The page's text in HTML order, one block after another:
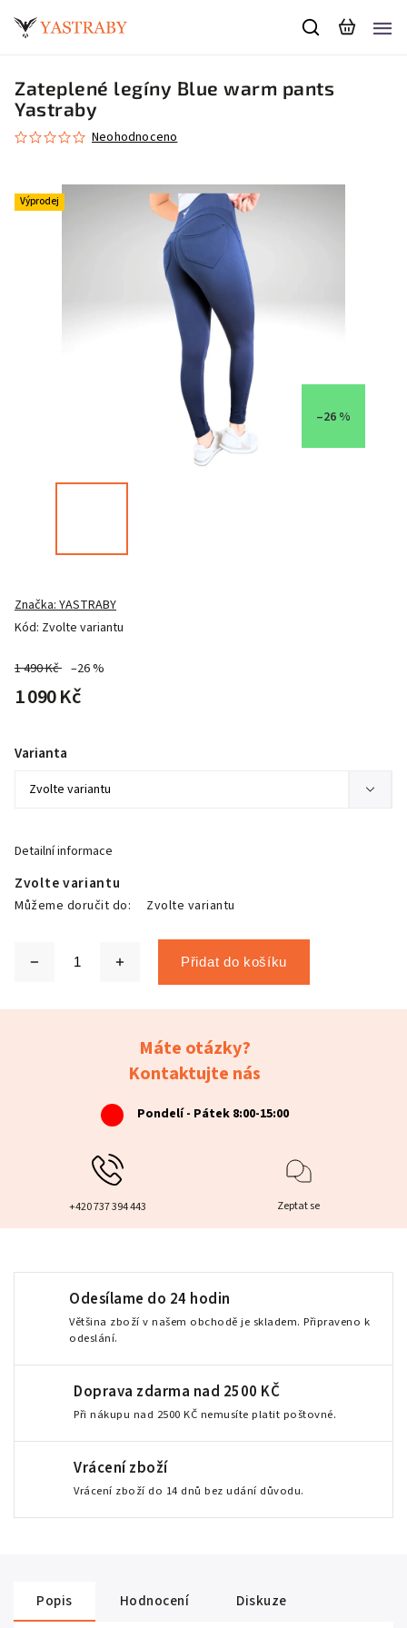
Zateplené legíny Blue warm pants
Yastraby
Neohodnoceno
Výprodej
–26 %
Kód: Zvolte variantu
Značka:YASTRABY
1 490 Kč –26 %
1 090 Kč
Zvolte variantu
Můžeme doručit do: Zvolte variantu
Varianta
Přidat do košíku
Detailní informace
Máte otázky?
Kontaktujte nás
Pondelí - Pátek 8:00-15:00
+420 737 394 443 Zeptat se
Odesílame do 24 hodin
Většina zboží v našem obchodě je skladem. Připraveno k
odeslání.
Doprava zdarma nad 2500 KČ
Při nákupu nad 2500 KČ nemusíte platit poštovné.
Vrácení zboží
Vrácení zboží do 14 dnů bez udání důvodu.
Popis Hodnocení Diskuze